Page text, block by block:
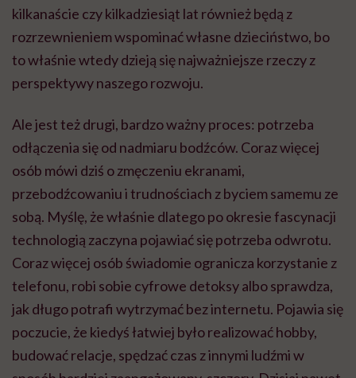
kilkanaście czy kilkadziesiąt lat również będą z
rozrzewnieniem wspominać własne dzieciństwo, bo
to właśnie wtedy dzieją się najważniejsze rzeczy z
perspektywy naszego rozwoju.
Ale jest też drugi, bardzo ważny proces: potrzeba
odłączenia się od nadmiaru bodźców. Coraz więcej
osób mówi dziś o zmęczeniu ekranami,
przebodźcowaniu i trudnościach z byciem samemu ze
sobą. Myślę, że właśnie dlatego po okresie fascynacji
technologią zaczyna pojawiać się potrzeba odwrotu.
Coraz więcej osób świadomie ogranicza korzystanie z
telefonu, robi sobie cyfrowe detoksy albo sprawdza,
jak długo potrafi wytrzymać bez internetu. Pojawia się
poczucie, że kiedyś łatwiej było realizować hobby,
budować relacje, spędzać czas z innymi ludźmi w